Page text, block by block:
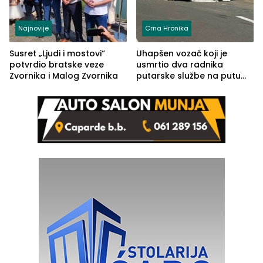
Najnovije
Susret „Ljudi i mostovi“
potvrdio bratske veze
Zvornika i Malog Zvornika
Crna Hronika
Uhapšen vozač koji je
usmrtio dva radnika
putarske službe na putu
(FOTO)